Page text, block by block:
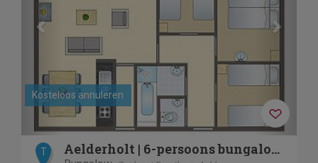
Kosteloos annuleren
T Aelderholt | 6-persoons bungalow | 6B